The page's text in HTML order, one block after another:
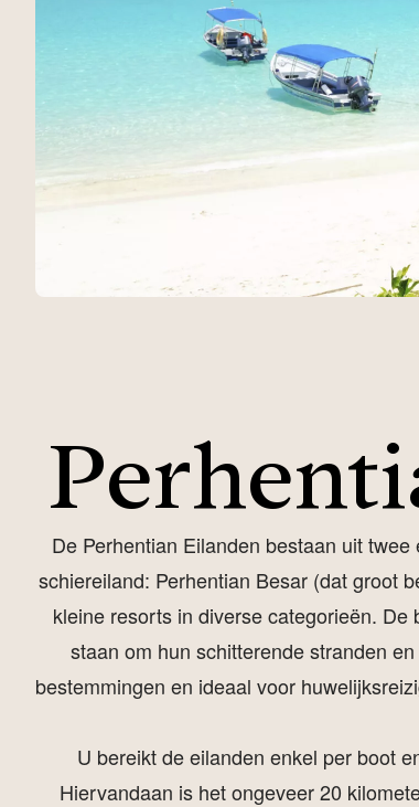
De Perhentian Eilanden bestaan uit
schiereiland: Perhentian Besar (dat groot
kleine resorts in diverse categorieën.
staan om hun schitterende stranden
bestemmingen en ideaal voor
U bereikt de eilanden enkel per boot
Hiervandaan is het ongeveer 20